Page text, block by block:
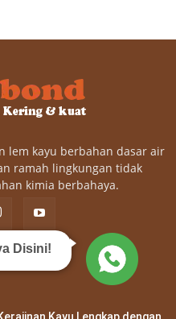
lem kayu berbahan dasar air
ramah lingkungan tidak
kimia berbahaya.
Kayu Lengkap dengan
Disini!